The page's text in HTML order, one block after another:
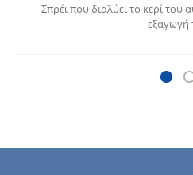
Σπρέι που διαλύει το κερί του
εξαγωγή